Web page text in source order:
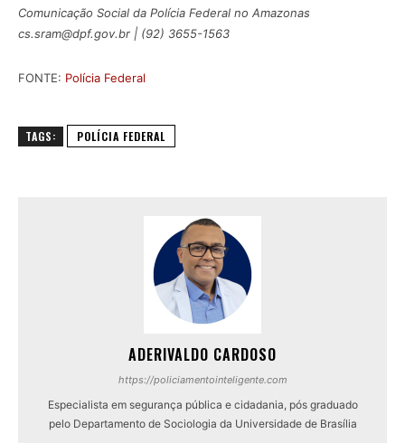
Comunicação Social da Polícia Federal no Amazonas
cs.sram@dpf.gov.br | (92) 3655-1563
FONTE: Polícia Federal
TAGS: POLÍCIA FEDERAL
ADERIVALDO CARDOSO
https://policiamentointeligente.com
Especialista em segurança pública e cidadania, pós graduado
pelo Departamento de Sociologia da Universidade de Brasília